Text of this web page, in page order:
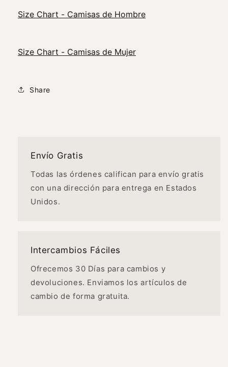
Size Chart - Camisas de Hombre
Size Chart - Camisas de Mujer
Share
Envío Gratis
Todas las órdenes califican para envío gratis
con una dirección para entrega en Estados
Unidos.
Intercambios Fáciles
Ofrecemos 30 Días para cambios y
devoluciones. Enviamos los artículos de
cambio de forma gratuita.